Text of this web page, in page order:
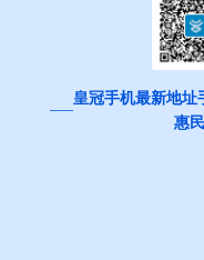
皇冠手机最新地
惠